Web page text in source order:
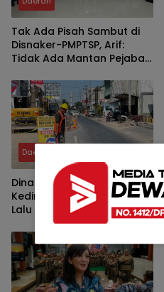
Tak Ada Pisah Sambut di
Disnaker-PMPTSP, Arif:
Tidak Ada Mantan Pejabat,
Daerah
Dinas Perhubungan Kota
Kediri Terapkan Rekayasa
Lalu Lintas, Penutupan
Jalan PB Sudirman